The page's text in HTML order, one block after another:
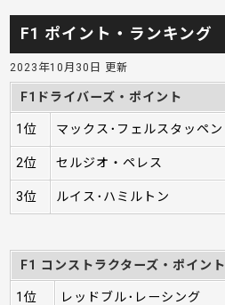
F1 ポイント・ランキング
2023年10月30日 更新
F1ドライバーズ・ポイント
1位 マックス･フェルスタッペン
2位 セルジオ・ペレス
3位 ルイス･ハミルトン
F1 コンストラクターズ・ポイント
1位 レッドブル･レーシング